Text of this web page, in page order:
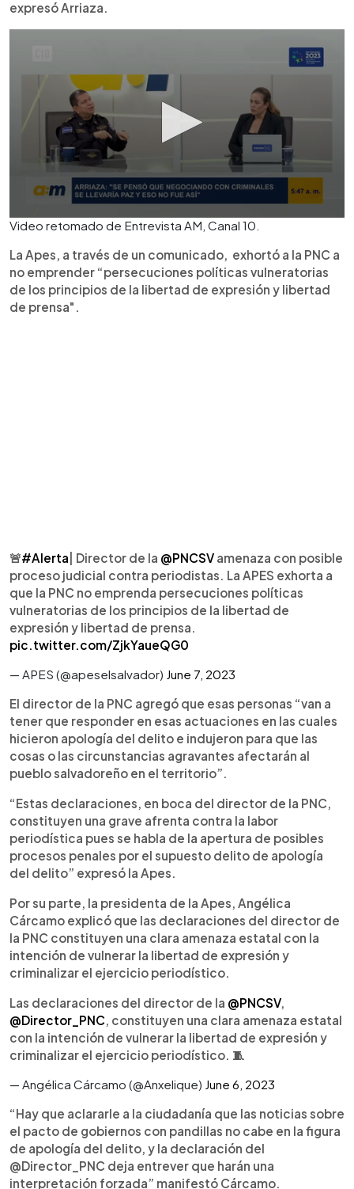
expresó Arriaza.
Video retomado de Entrevista AM, Canal 10.
La Apes, a través de un comunicado, exhortó a la PNC a
no emprender “persecuciones políticas vulneratorias
de los principios de la libertad de expresión y libertad
de prensa".
🚨#Alerta | Director de la @PNCSV amenaza con posible
proceso judicial contra periodistas. La APES exhorta a
que la PNC no emprenda persecuciones políticas
vulneratorias de los principios de la libertad de
expresión y libertad de prensa.
pic.twitter.com/ZjkYaueQG0
— APES (@apeselsalvador) June 7, 2023
El director de la PNC agregó que esas personas “van a
tener que responder en esas actuaciones en las cuales
hicieron apología del delito e indujeron para que las
cosas o las circunstancias agravantes afectarán al
pueblo salvadoreño en el territorio”.
“Estas declaraciones, en boca del director de la PNC,
constituyen una grave afrenta contra la labor
periodística pues se habla de la apertura de posibles
procesos penales por el supuesto delito de apología
del delito” expresó la Apes.
Por su parte, la presidenta de la Apes, Angélica
Cárcamo explicó que las declaraciones del director de
la PNC constituyen una clara amenaza estatal con la
intención de vulnerar la libertad de expresión y
criminalizar el ejercicio periodístico.
Las declaraciones del director de la @PNCSV,
@Director_PNC, constituyen una clara amenaza estatal
con la intención de vulnerar la libertad de expresión y
criminalizar el ejercicio periodístico. 🧵
— Angélica Cárcamo (@Anxelique) June 6, 2023
“Hay que aclararle a la ciudadanía que las noticias sobre
el pacto de gobiernos con pandillas no cabe en la figura
de apología del delito, y la declaración del
@Director_PNC deja entrever que harán una
interpretación forzada” manifestó Cárcamo.